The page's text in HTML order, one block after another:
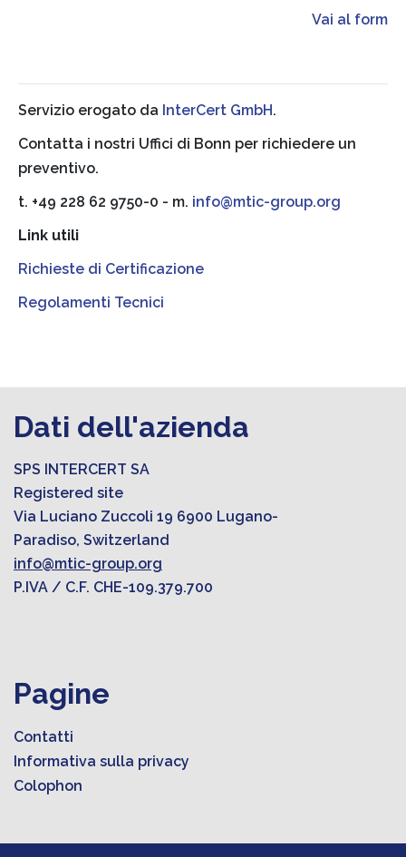
Vai al form
Servizio erogato da InterCert GmbH.
Contatta i nostri Uffici di Bonn per richiedere un
preventivo.
t. +49 228 62 9750-0 - m. info@mtic-group.org
Link utili
Richieste di Certificazione
Regolamenti Tecnici
Dati dell'azienda
SPS INTERCERT SA
Registered site
Via Luciano Zuccoli 19 6900 Lugano-
Paradiso, Switzerland
info@mtic-group.org
P.IVA / C.F. CHE-109.379.700
Pagine
Contatti
Informativa sulla privacy
Colophon